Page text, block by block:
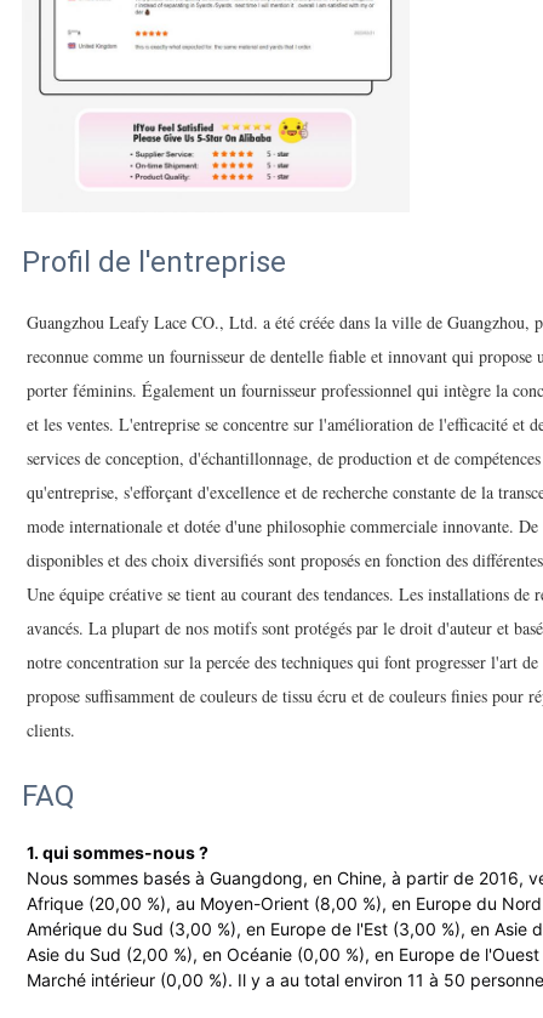
Profil de l'entreprise
Guangzhou Leafy Lace CO., Ltd. a été créée dans la ville de Guangzhou,
reconnue comme un fournisseur de dentelle fiable et innovant qui propose
porter féminins. Également un fournisseur professionnel qui intègre la
et les ventes. L'entreprise se concentre sur l'amélioration de l'efficacité et
services de conception, d'échantillonnage, de production et de
qu'entreprise, s'efforçant d'excellence et de recherche constante de la
mode internationale et dotée d'une philosophie commerciale innovante.
disponibles et des choix diversifiés sont proposés en fonction des
Une équipe créative se tient au courant des tendances. Les installations de
avancés. La plupart de nos motifs sont protégés par le droit d'auteur et
notre concentration sur la percée des techniques qui font progresser l'art
propose suffisamment de couleurs de tissu écru et de couleurs finies pour
clients.
FAQ
1. qui sommes-nous ?
Nous sommes basés à Guangdong, en Chine, à partir de 2016,
Afrique (20,00 %), au Moyen-Orient (8,00 %), en Europe du
Amérique du Sud (3,00 %), en Europe de l'Est (3,00 %), en Asie
Asie du Sud (2,00 %), en Océanie (0,00 %), en Europe de
Marché intérieur (0,00 %). Il y a au total environ 11 à 50